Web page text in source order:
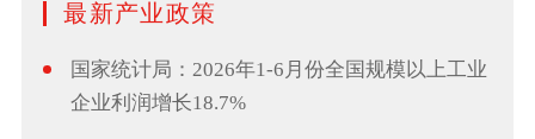
最新产业政策
国家统计局：2026年1-6月份全国规模以上工业
企业利润增长18.7%